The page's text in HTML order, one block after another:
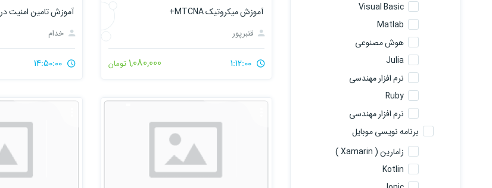
Visual Basic
Matlab
هوش مصنوعی
Julia
نرم افزار مهندسی
Ruby
نرم افزار مهندسی
برنامه نویسی موبایل
زامارین ( Xamarin )
Kotlin
آموزش میکروتیک MTCNA+
قنبرپور
1:12:00
1,080,000تومان
آموزش تامین امنیت در PHP
خدام